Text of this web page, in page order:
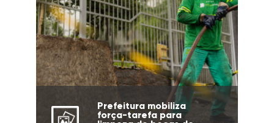
Prefeitura mobiliza
força-tarefa para